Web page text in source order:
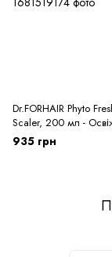
Dr.FORHAIR Phyto
Scaler, 200 мл -
маска-пілінг для
шкіри голови
935 грн